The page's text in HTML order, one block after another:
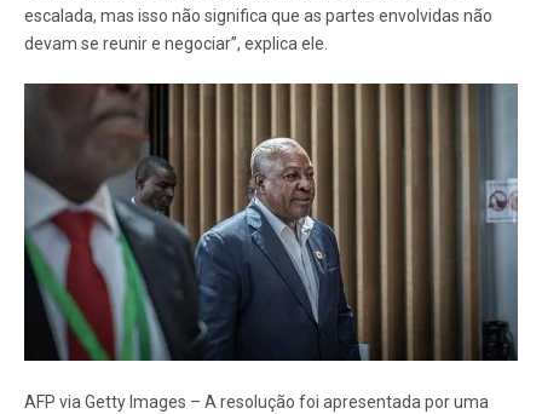
escalada, mas isso não significa que as partes envolvidas não
devam se reunir e negociar”, explica ele.
AFP via Getty Images – A resolução foi apresentada por uma